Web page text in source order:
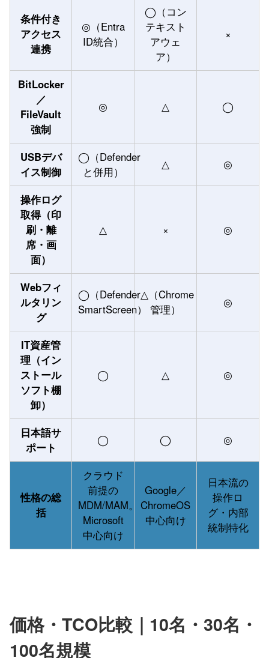
条件付き
アクセス
連携
◎（Entra
ID統合）
◯（コン
テキスト
アウェ
ア）
×
BitLocker
／
FileVault
強制
◎ △ ◯
USBデバ
イス制御
◯（Defender
と併用）
△ ◎
操作ログ
取得（印
刷・離
席・画
面）
△ × ◎
Webフィ
ルタリン
グ
◯（Defender
SmartScreen）
△（Chrome
管理）
◎
IT資産管
理（イン
ストール
ソフト棚
卸）
◯ △ ◎
日本語サ
ポート
◯ ◯ ◎
性格の総
括
クラウド
前提の
MDM/MAM。
Microsoft
中心向け
Google／
ChromeOS
中心向け
日本流の
操作ロ
グ・内部
統制特化
価格・TCO比較｜10名・30名・
100名規模